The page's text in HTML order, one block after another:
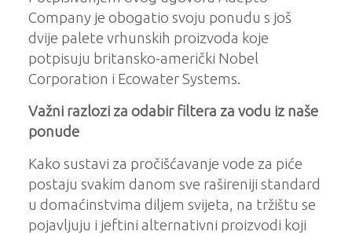
Company je obogatio svoju ponudu s još
dvije palete vrhunskih proizvoda koje
potpisuju britansko-američki Nobel
Corporation i Ecowater Systems.
Važni razlozi za odabir filtera za vodu iz naše
ponude
Kako sustavi za pročišćavanje vode za piće
postaju svakim danom sve rašireniji standard
u domaćinstvima diljem svijeta, na tržištu se
pojavljuju i jeftini alternativni proizvodi koji